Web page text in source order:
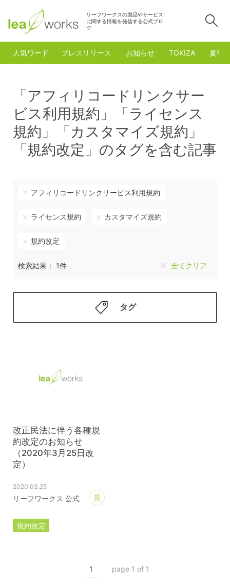
リーフワークスの製品やサービス
に関する情報を発信する公式ブロ
グ
人気ワード プレスリリース お知らせ TOKIZA 夏季
「アフィリコードリンクサー
ビス利用規約」「ライセンス
規約」「カスタマイズ規約」
「規約改定」のタグを含む記事
アフィリコードリンクサービス利用規約
ライセンス規約 カスタマイズ規約
規約改定
検索結果： 1件 全てクリア
タグ
改正民法に伴う各種規
約改定のお知らせ
（2020年3月25日改
定）
2020.03.25
リーフワークス 公式
規約改定
1 page 1 of 1